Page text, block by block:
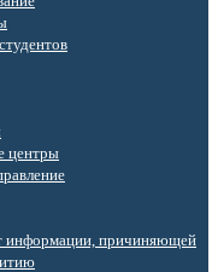
центры
информации, причиняющей